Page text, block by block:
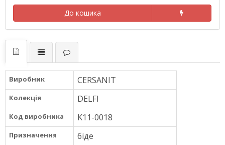
До кошика
Виробник CERSANIT
Колекція DELFI
Код виробника K11-0018
Призначення біде